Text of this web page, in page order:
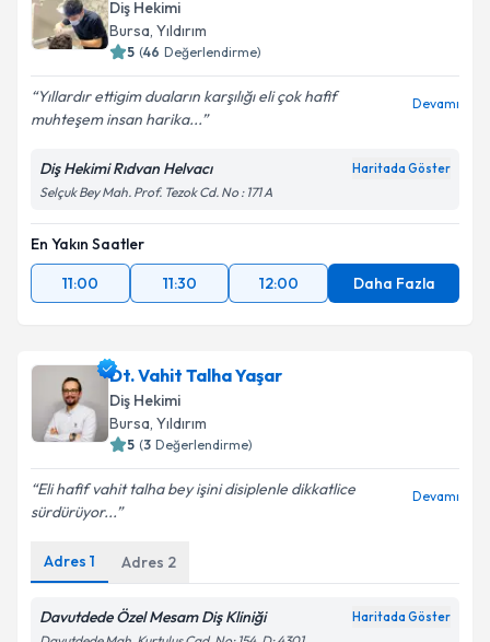
Diş Hekimi
Bursa, Yıldırım
5 (46 Değerlendirme)
Yıllardır ettigim duaların karşılığı eli çok hafif
muhteşem insan harika...
Devamı
Diş Hekimi Rıdvan Helvacı Haritada Göster
Selçuk Bey Mah. Prof. Tezok Cd. No : 171 A
En Yakın Saatler
11:00
11:30 12:00 Daha Fazla
Dt. Vahit Talha Yaşar
Diş Hekimi
Bursa, Yıldırım
5 (3 Değerlendirme)
Eli hafif vahit talha bey işini disiplenle dikkatlice
sürdürüyor...
Devamı
Adres 1 Adres 2
Davutdede Özel Mesam Diş Kliniği Haritada Göster